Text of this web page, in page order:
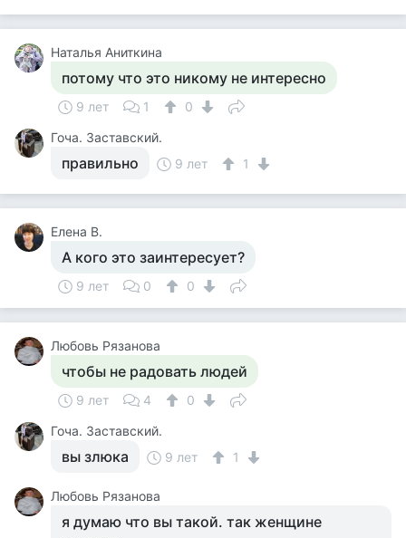
Наталья Аниткина
потому что это никому не интересно
9 лет 1
0
Гоча. Заставский.
правильно 9 лет 1
Елена В.
А кого это заинтересует?
9 лет 0 0
Любовь Рязанова
чтобы не радовать людей
9 лет 4
0
Гоча. Заставский.
вы злюка 9 лет 1
Любовь Рязанова
я думаю что вы такой. так женщине